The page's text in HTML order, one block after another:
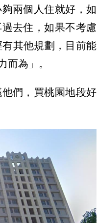
兩個人住就好，如
去住，如果不考慮
其他規劃，目前能
而為」。
們，買桃園地段好